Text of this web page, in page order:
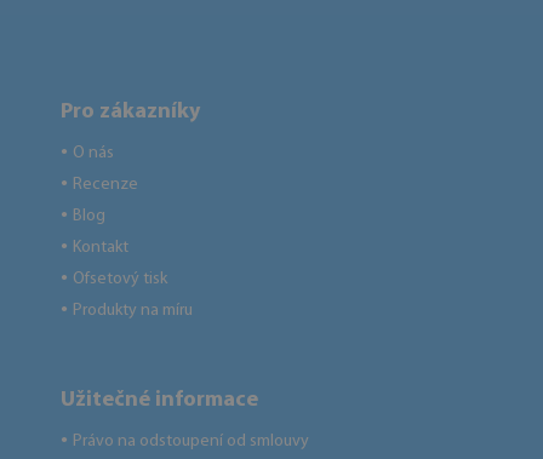
Pro zákazníky
● O nás
● Recenze
● Blog
● Kontakt
● Ofsetový tisk
● Produkty na míru
Užitečné informace
● Právo na odstoupení od smlouvy